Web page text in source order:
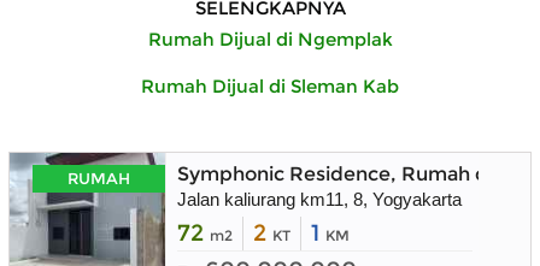
SELENGKAPNYA
Rumah Dijual di Ngemplak
Rumah Dijual di Sleman Kab
RUMAH Symphonic Residence, Rumah dekat
Jalan kaliurang km11, 8, Yogyakarta
72 m2 2 KT 1 KM